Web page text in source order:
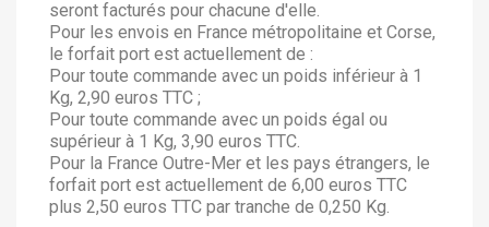
seront facturés pour chacune d'elle.
Pour les envois en France métropolitaine et Corse,
le forfait port est actuellement de :
Pour toute commande avec un poids inférieur à 1
Kg, 2,90 euros TTC ;
Pour toute commande avec un poids égal ou
supérieur à 1 Kg, 3,90 euros TTC.
Pour la France Outre-Mer et les pays étrangers, le
forfait port est actuellement de 6,00 euros TTC
plus 2,50 euros TTC par tranche de 0,250 Kg.